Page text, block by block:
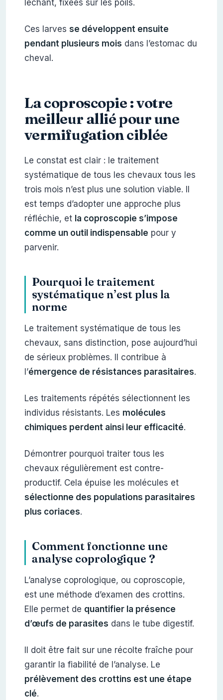
léchant, fixées sur les poils.
Ces larves se développent ensuite
pendant plusieurs mois dans l’estomac du
cheval.
La coproscopie : votre
meilleur allié pour une
vermifugation ciblée
Le constat est clair : le traitement
systématique de tous les chevaux tous les
trois mois n’est plus une solution viable. Il
est temps d’adopter une approche plus
réfléchie, et la coproscopie s’impose
comme un outil indispensable pour y
parvenir.
Pourquoi le traitement
systématique n’est plus la
norme
Le traitement systématique de tous les
chevaux, sans distinction, pose aujourd’hui
de sérieux problèmes. Il contribue à
l’émergence de résistances parasitaires.
Les traitements répétés sélectionnent les
individus résistants. Les molécules
chimiques perdent ainsi leur efficacité.
Démontrer pourquoi traiter tous les
chevaux régulièrement est contre-
productif. Cela épuise les molécules et
sélectionne des populations parasitaires
plus coriaces.
Comment fonctionne une
analyse coprologique ?
L’analyse coprologique, ou coproscopie,
est une méthode d’examen des crottins.
Elle permet de quantifier la présence
d’œufs de parasites dans le tube digestif.
Il doit être fait sur une récolte fraîche pour
garantir la fiabilité de l’analyse. Le
prélèvement des crottins est une étape
clé.